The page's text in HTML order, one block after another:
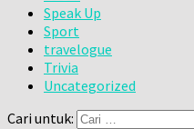
Speak Up
Sport
travelogue
Trivia
Uncategorized
Cari untuk: